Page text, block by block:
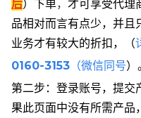
后） 下单， 才可享受代理
品相对而言有点少，并且
业务才有较大的折扣，
（
0160-3153 （微信同号）
第二步：登录账号，提交
果此页面中没有所需产品